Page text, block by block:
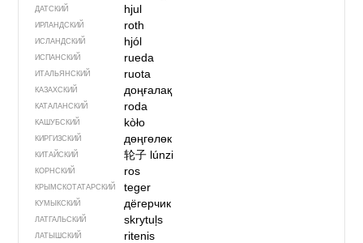
ДАТСКИЙ hjul
ИРЛАНДСКИЙ roth
ИСЛАНДСКИЙ hjól
ИСПАНСКИЙ rueda
ИТАЛЬЯНСКИЙ ruota
КАЗАХСКИЙ доңғалақ
КАТАЛАНСКИЙ roda
КАШУБСКИЙ kòło
КИРГИЗСКИЙ дөңгөлөк
КИТАЙСКИЙ 轮子 lúnzi
КОРНСКИЙ ros
КРЫМСКО­ТАТАРСКИЙ teger
КУМЫКСКИЙ дёгерчик
ЛАТГАЛЬСКИЙ skrytuļs
ЛАТЫШСКИЙ ritenis